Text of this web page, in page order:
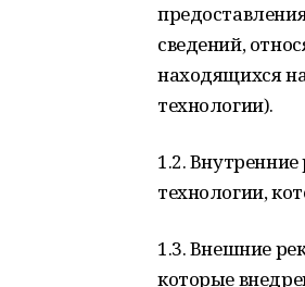
сведений,
находящихся
технологии).
1.2.
технологии,
1.3. Внешние
которые